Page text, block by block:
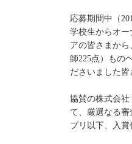
応募期間中（
学校生からオー
アの皆さまから
師225点）もの
ださいました皆
協賛の株式会
て、厳選なる
プリ以下、入賞